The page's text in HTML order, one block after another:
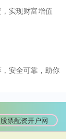
实现财富增值
安全可靠，助你
股票配资开户网